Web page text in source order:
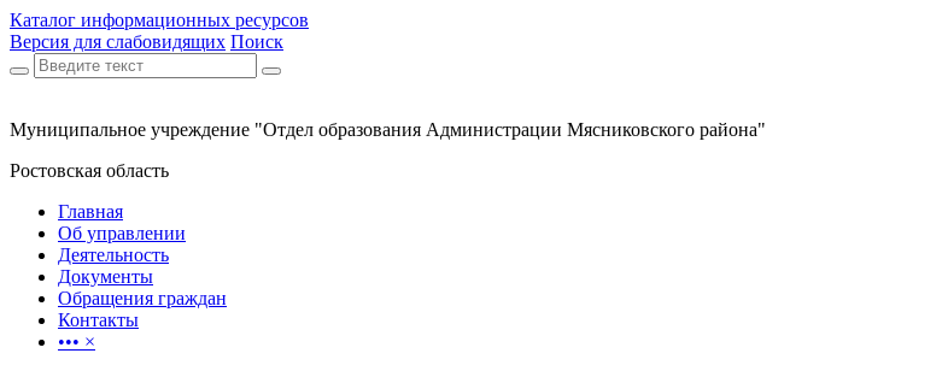
Каталог информационных ресурсов
Версия для слабовидящих Поиск
Муниципальное учреждение "Отдел образования Администрации Мясниковского района"
Ростовская область
Главная
Об управлении
Деятельность
Документы
Обращения граждан
Контакты
••• ×